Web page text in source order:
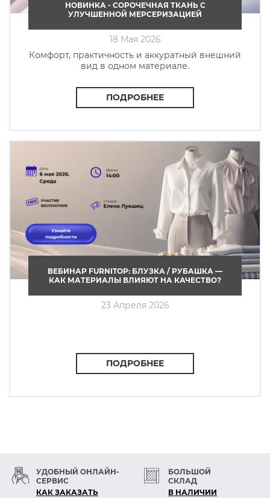
НОВИНКА - СОРОЧЕЧНАЯ ТКАНЬ C
УЛУЧШЕННОЙ МЕРСЕРИЗАЦИЕЙ
18 Мая 2026
Комфорт, практичность и аккуратный внешний
вид в одном материале.
ПОДРОБНЕЕ
ВЕБИНАР FURNITOP: БЛУЗКА / РУБАШКА —
КАК МАТЕРИАЛЫ ВЛИЯЮТ НА КАЧЕСТВО?
23 Апреля 2026
ПОДРОБНЕЕ
УДОБНЫЙ ОНЛАЙН-
СЕРВИС
КАК ЗАКАЗАТЬ
БОЛЬШОЙ
СКЛАД
В НАЛИЧИИ